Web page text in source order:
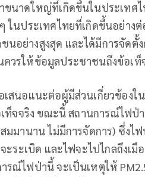
ขนาดใหญ่ที่เกิดขึ้นในประเท
ในประเทศไทยที่เกิดขึ้นอย่าง
อย่างสูงสุด และได้มีการจัดตั้
วรให้ข้อมูลประชาชนถึงข้อเท็
สนอแนะต่อผู้มีส่วนเกี่ยวข้องใ
ท็จจริง ขณะนี้ สถานการณ์ไฟ
สมมานาน ไม่มีการจัดการ) ซึ่ง
ะระเบิด และไฟจะไปไกลถึงเ
รณ์ไฟป่านี้ จะเป็นเหตุให้